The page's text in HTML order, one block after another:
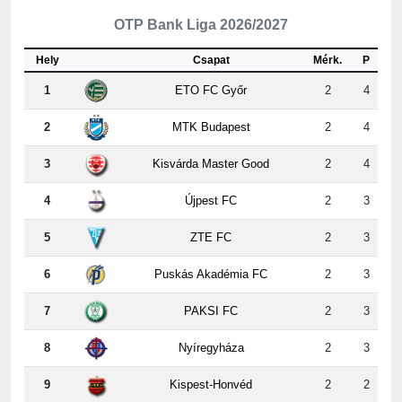
OTP Bank Liga 2026/2027
Hely Csapat Mérk. P
1 ETO FC Győr 2 4
2 MTK Budapest 2 4
3 Kisvárda Master Good 2 4
4 Újpest FC 2 3
5 ZTE FC 2 3
6 Puskás Akadémia FC 2 3
7 PAKSI FC 2 3
8 Nyíregyháza 2 3
9 Kispest-Honvéd 2 2